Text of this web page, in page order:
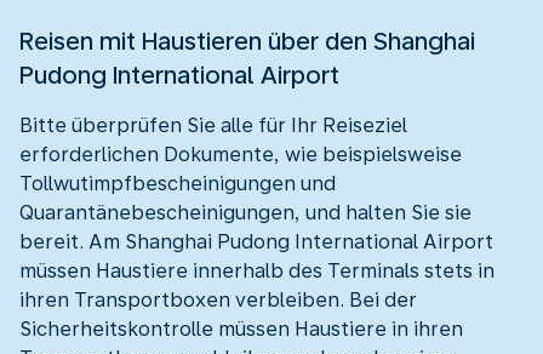
Reisen mit Haustieren über den Shanghai
Pudong International Airport
Bitte überprüfen Sie alle für Ihr Reiseziel
erforderlichen Dokumente, wie beispielsweise
Tollwutimpfbescheinigungen und
Quarantänebescheinigungen, und halten Sie sie
bereit. Am Shanghai Pudong International Airport
müssen Haustiere innerhalb des Terminals stets in
ihren Transportboxen verbleiben. Bei der
Sicherheitskontrolle müssen Haustiere in ihren